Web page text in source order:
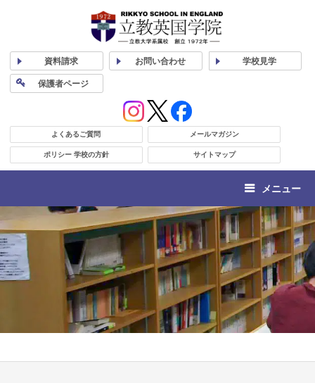
資料請求 お問い合わせ 学校見学
保護者ページ
よくあるご質問 メールマガジン
ポリシー 学校の方針 サイトマップ
メニュー